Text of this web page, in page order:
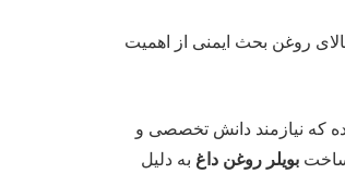
روغن بحث ایمنی از اهمیت
که نیازمند دانش تخصصی و
ساخت بویلر روغن داغ به دلیل